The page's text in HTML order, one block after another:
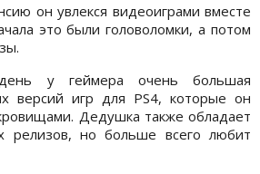
он увлекся видеоиграми вместе
это были головоломки, а потом
у геймера очень большая
версий игр для PS4, которые он
Дедушка также обладает
релизов, но больше всего любит